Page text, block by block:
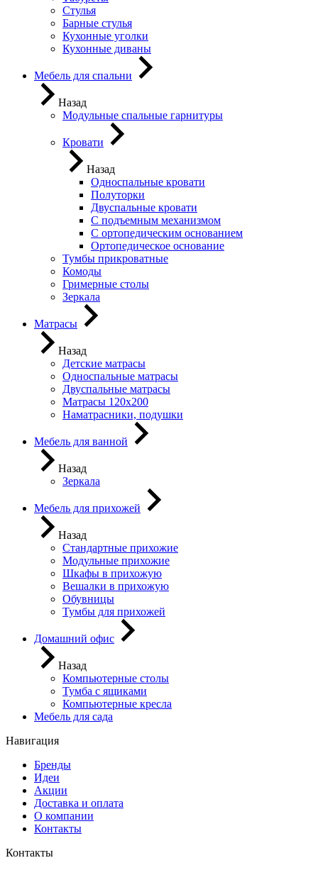
Стулья
Барные стулья
Кухонные уголки
Кухонные диваны
Мебель для спальни
Назад
Модульные спальные гарнитуры
Кровати
Назад
Односпальные кровати
Полуторки
Двуспальные кровати
С подъемным механизмом
С ортопедическим основанием
Ортопедическое основание
Тумбы прикроватные
Комоды
Гримерные столы
Зеркала
Матрасы
Назад
Детские матрасы
Односпальные матрасы
Двуспальные матрасы
Матрасы 120х200
Наматрасники, подушки
Мебель для ванной
Назад
Зеркала
Мебель для прихожей
Назад
Стандартные прихожие
Модульные прихожие
Шкафы в прихожую
Вешалки в прихожую
Обувницы
Тумбы для прихожей
Домашний офис
Назад
Компьютерные столы
Тумба с ящиками
Компьютерные кресла
Мебель для сада
Навигация
Бренды
Идеи
Акции
Доставка и оплата
О компании
Контакты
Контакты